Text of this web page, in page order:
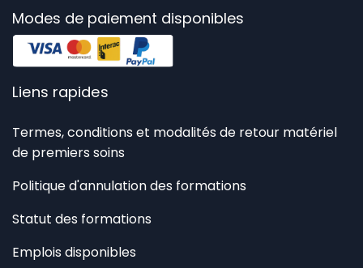
Modes de paiement disponibles
Liens rapides
Termes, conditions et modalités de retour matériel
de premiers soins
Politique d'annulation des formations
Statut des formations
Emplois disponibles